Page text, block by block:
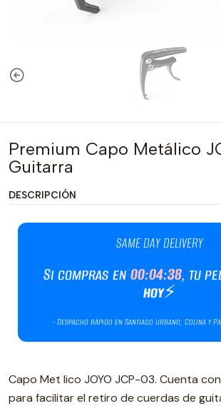
Premium Capo Metálico
Guitarra
DESCRIPCIÓN
Capo Met lico JOYO JCP-03. Cuenta
para facilitar el retiro de cuerdas de